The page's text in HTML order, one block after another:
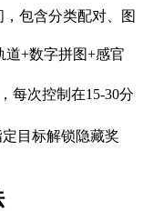
包含分类配对、图
道+数字拼图+感官
每次控制在15-30分
目标解锁隐藏奖